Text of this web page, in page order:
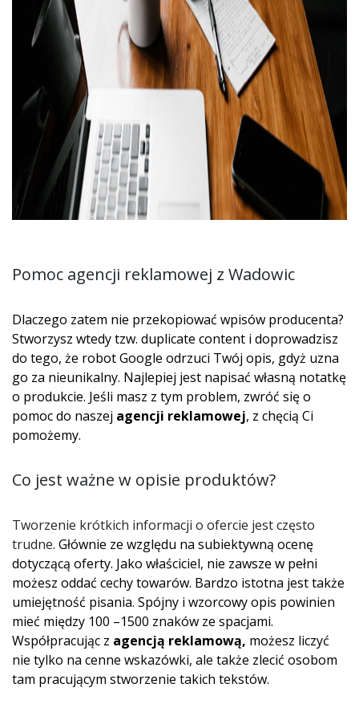
Pomoc agencji reklamowej z Wadowic
Dlaczego zatem nie przekopiować wpisów producenta?
Stworzysz wtedy tzw. duplicate content i doprowadzisz
do tego, że robot Google odrzuci Twój opis, gdyż uzna
go za nieunikalny. Najlepiej jest napisać własną notatkę
o produkcie. Jeśli masz z tym problem, zwróć się o
pomoc do naszej agencji reklamowej, z chęcią Ci
pomożemy.
Co jest ważne w opisie produktów?
Tworzenie krótkich informacji o ofercie jest często
trudne. Głównie ze względu na subiektywną ocenę
dotyczącą oferty. Jako właściciel, nie zawsze w pełni
możesz oddać cechy towarów. Bardzo istotna jest także
umiejętność pisania. Spójny i wzorcowy opis powinien
mieć między 100 –1500 znaków ze spacjami.
Współpracując z agencją reklamową, możesz liczyć
nie tylko na cenne wskazówki, ale także zlecić osobom
tam pracującym stworzenie takich tekstów.